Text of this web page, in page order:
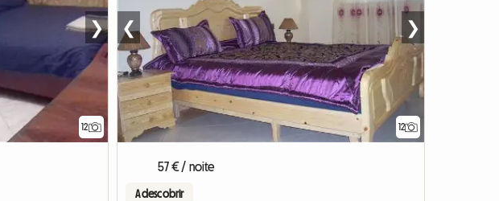
12
❯
12
❮ ❯
57 € / noite
A descobrir